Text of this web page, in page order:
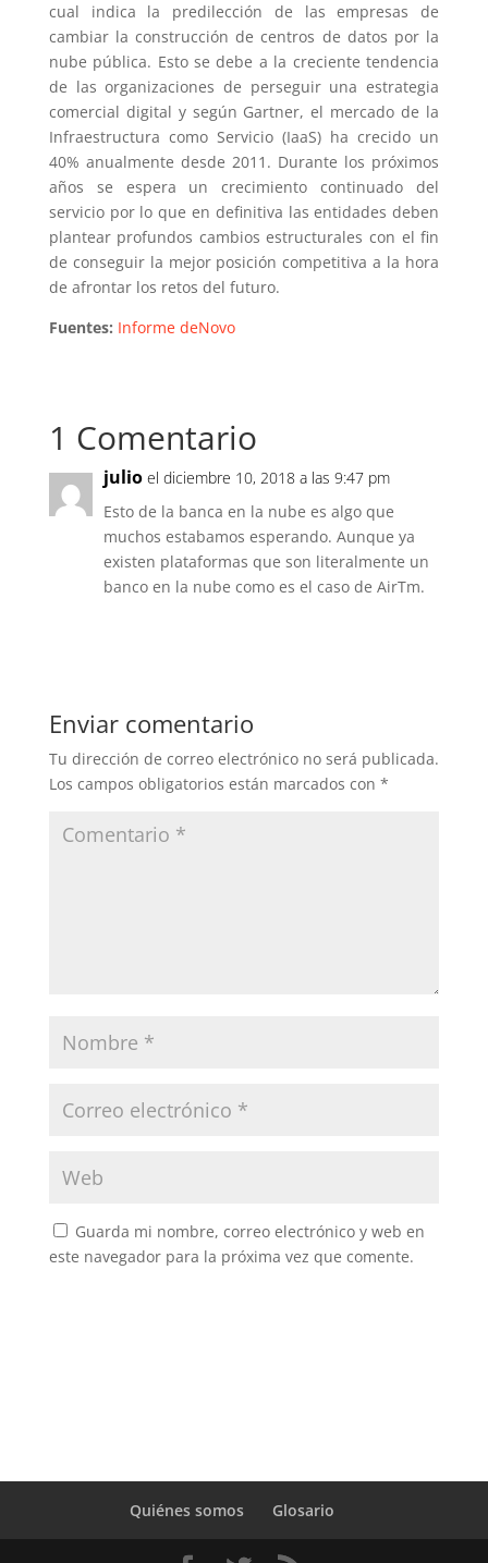
cual indica la predilección de las empresas de
cambiar la construcción de centros de datos por la
nube pública. Esto se debe a la creciente tendencia
de las organizaciones de perseguir una estrategia
comercial digital y según Gartner, el mercado de la
Infraestructura como Servicio (IaaS) ha crecido un
40% anualmente desde 2011. Durante los próximos
años se espera un crecimiento continuado del
servicio por lo que en definitiva las entidades deben
plantear profundos cambios estructurales con el fin
de conseguir la mejor posición competitiva a la hora
de afrontar los retos del futuro.
Fuentes: Informe deNovo
1 Comentario
julio el diciembre 10, 2018 a las 9:47 pm
Esto de la banca en la nube es algo que
muchos estabamos esperando. Aunque ya
existen plataformas que son literalmente un
banco en la nube como es el caso de AirTm.
Enviar comentario
Tu dirección de correo electrónico no será publicada.
Los campos obligatorios están marcados con *
Guarda mi nombre, correo electrónico y web en
este navegador para la próxima vez que comente.
Quiénes somos Glosario